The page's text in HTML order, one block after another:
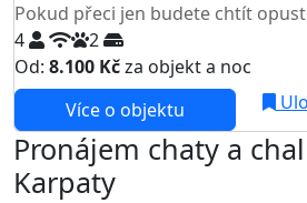
Pokud přeci jen budete chtít
4
2
Od: 8.100 Kčza objekt a noc
Více o objektu
Pronájem chaty a
Karpaty